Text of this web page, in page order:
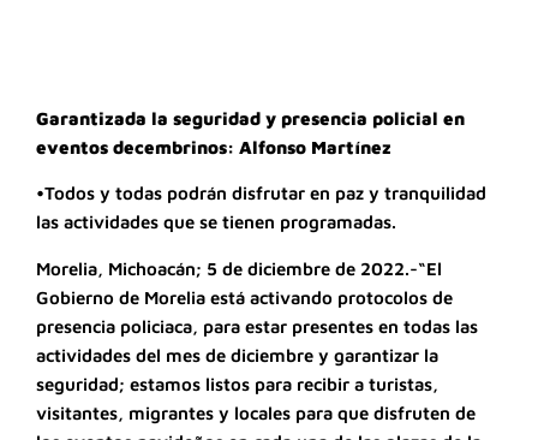
Garantizada la seguridad y presencia policial en
eventos decembrinos: Alfonso Martínez
•Todos y todas podrán disfrutar en paz y tranquilidad
las actividades que se tienen programadas.
Morelia, Michoacán; 5 de diciembre de 2022.-“El
Gobierno de Morelia está activando protocolos de
presencia policiaca, para estar presentes en todas las
actividades del mes de diciembre y garantizar la
seguridad; estamos listos para recibir a turistas,
visitantes, migrantes y locales para que disfruten de